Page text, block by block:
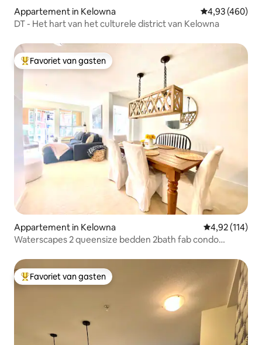
Appartement in Kelowna Gemiddelde
4,93 (460)
DT - Het hart van het culturele district van Kelowna
Topfavoriet van gasten
Favoriet van gasten
Appartement in Kelowna Gemiddelde
4,92 (114)
Waterscapes 2 queensize bedden 2bath fab condo
Topfavoriet van gasten
Favoriet van gasten